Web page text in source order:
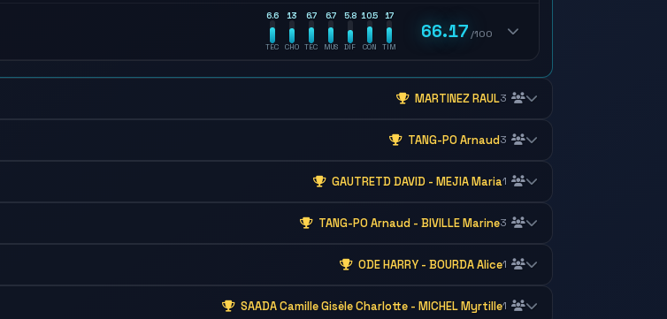
6.6
TEC
13
CHO
6.7
TEC
6.7
MUS
5.8
DIF
10.5
CON
17
TIM
66.17 /100
MARTINEZ RAUL3
TANG-PO Arnaud3
GAUTRETD DAVID - MEJIA Maria1
TANG-PO Arnaud - BIVILLE Marine3
ODE HARRY - BOURDA Alice1
SAADA Camille Gisèle Charlotte - MICHEL Myrtille1